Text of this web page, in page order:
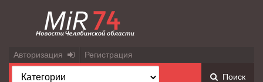
Авторизация Регистрация
Поиск